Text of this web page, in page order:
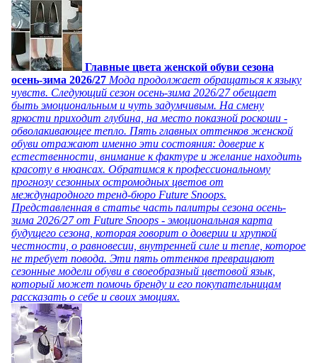
Главные цвета женской обуви сезона
осень-зима 2026/27 Мода продолжает обращаться к языку
чувств. Следующий сезон осень-зима 2026/27 обещает
быть эмоциональным и чуть задумчивым. На смену
яркости приходит глубина, на место показной роскоши -
обволакивающее тепло. Пять главных оттенков женской
обуви отражают именно эти состояния: доверие к
естественности, внимание к фактуре и желание находить
красоту в нюансах. Обратимся к профессиональному
прогнозу сезонных остромодных цветов от
международного тренд-бюро Future Snoops.
Представленная в статье часть палитры сезона осень-
зима 2026/27 от Future Snoops - эмоциональная карта
будущего сезона, которая говорит о доверии и хрупкой
честности, о равновесии, внутренней силе и тепле, которое
не требует повода. Эти пять оттенков превращают
сезонные модели обуви в своеобразный цветовой язык,
который может помочь бренду и его покупательницам
рассказать о себе и своих эмоциях.